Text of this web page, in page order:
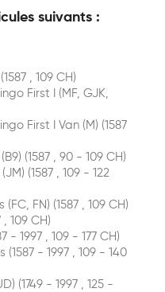
suivants :
, 109 CH)
First I (MF, GJK,
First I Van (M) (1587
(1587 , 90 - 109 CH)
(1587 , 109 - 122
FN) (1587 , 109 CH)
109 CH)
1997 , 109 - 177 CH)
- 1997 , 109 - 140
(1749 - 1997 , 125 -